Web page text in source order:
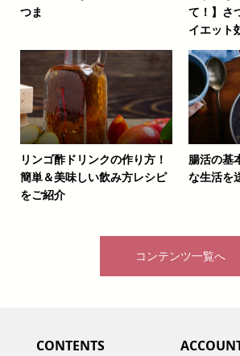
つま
て！】さ
イエット
リンゴ酢ドリンクの作り方！
簡単＆美味しい飲み方レシピ
をご紹介
腸活の基
な生活を
コンテンツ一覧へ
CONTENTS